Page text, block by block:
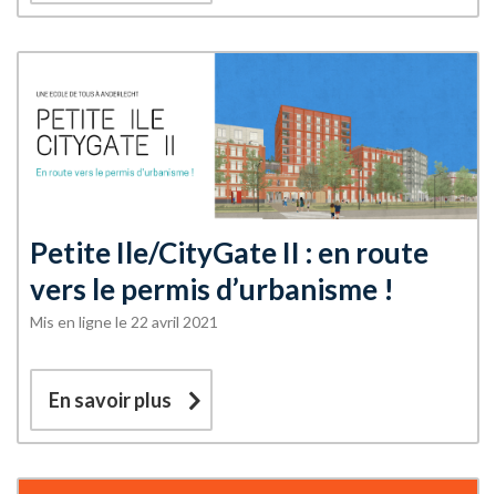
Petite Ile/CityGate II : en route
vers le permis d’urbanisme !
Mis en ligne le 22 avril 2021
En savoir plus